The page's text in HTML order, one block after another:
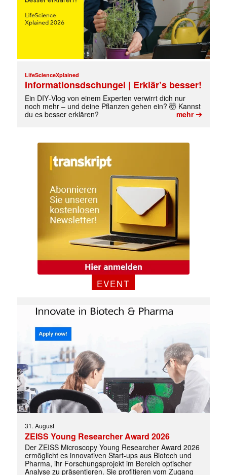
LifeScienceXplained
Informationsdschungel | Erklär’s besser!
Ein DIY‑Vlog von einem Experten verwirrt dich nur
noch mehr – und deine Pflanzen gehen ein? 🤯 Kannst
du es besser erklären?
mehr➔
EVENT
31. August
ZEISS Young Researcher Award 2026
Der ZEISS Microscopy Young Researcher Award 2026
ermöglicht es innovativen Start-ups aus Biotech und
Pharma, ihr Forschungsprojekt im Bereich optischer
Analyse zu präsentieren. Sie profitieren vom Zugang